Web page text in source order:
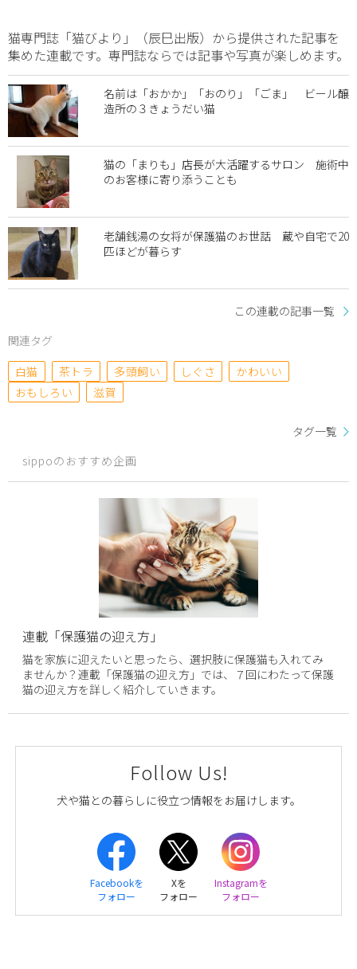
猫専門誌「猫びより」（辰巳出版）から提供された記事を
集めた連載です。専門誌ならでは記事や写真が楽しめます。
名前は「おかか」「おのり」「ごま」 ビール醸
造所の３きょうだい猫
猫の「まりも」店長が大活躍するサロン 施術中
のお客様に寄り添うことも
老舗銭湯の女将が保護猫のお世話 蔵や自宅で20
匹ほどが暮らす
この連載の記事一覧
関連タグ
白猫
茶トラ 多頭飼い しぐさ
かわいい
おもしろい
滋賀
タグ一覧
sippoのおすすめ企画
連載「保護猫の迎え方」
猫を家族に迎えたいと思ったら、選択肢に保護猫も入れてみ
ませんか？連載「保護猫の迎え方」では、７回にわたって保護
猫の迎え方を詳しく紹介していきます。
Follow Us!
犬や猫との暮らしに役立つ情報をお届けします。
Facebookを
フォロー
Xを
フォロー
Instagramを
フォロー